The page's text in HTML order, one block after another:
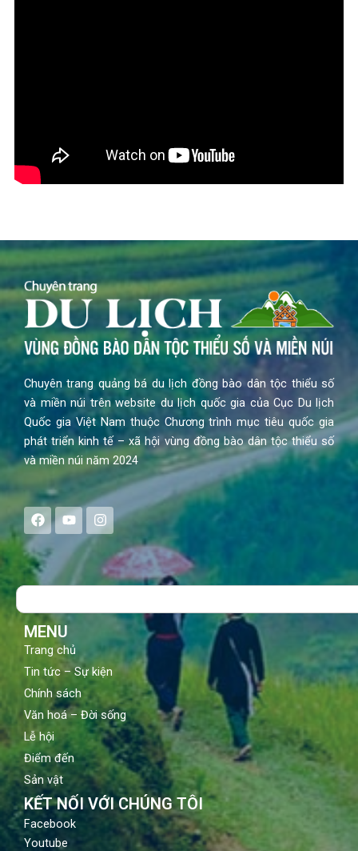
Chuyên trang quảng bá du lịch đồng bào dân tộc thiểu số
và miền núi trên website du lịch quốc gia của Cục Du lịch
Quốc gia Việt Nam thuộc Chương trình mục tiêu quốc gia
phát triển kinh tế – xã hội vùng đồng bào dân tộc thiểu số
và miền núi năm 2024
F
a
c
e
b
o
Y
o
u
t
u
b
I
n
s
a
g
Search
MENU
Trang chủ
Tin tức – Sự kiện
Chính sách
Văn hoá – Đời sống
Lễ hội
Điểm đến
Sản vật
KẾT NỐI VỚI CHÚNG TÔI
Facebook
Youtube